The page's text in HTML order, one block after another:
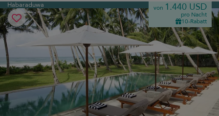
Habaraduwa von 1.440 USD
pro Nacht
10-Rabatt